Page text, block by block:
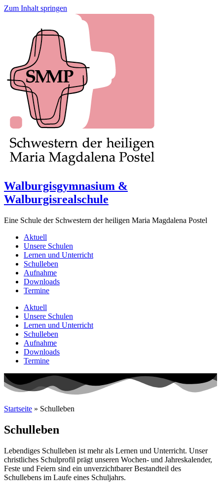
Zum Inhalt springen
Walburgisgymnasium &
Walburgisrealschule
Eine Schule der Schwestern der heiligen Maria Magdalena Postel
Aktuell
Unsere Schulen
Lernen und Unterricht
Schulleben
Aufnahme
Downloads
Termine
Aktuell
Unsere Schulen
Lernen und Unterricht
Schulleben
Aufnahme
Downloads
Termine
Startseite » Schulleben
Schulleben
Lebendiges Schulleben ist mehr als Lernen und Unterricht. Unser
christliches Schulprofil prägt unseren Wochen- und Jahreskalender,
Feste und Feiern sind ein unverzichtbarer Bestandteil des
Schullebens im Laufe eines Schuljahrs.